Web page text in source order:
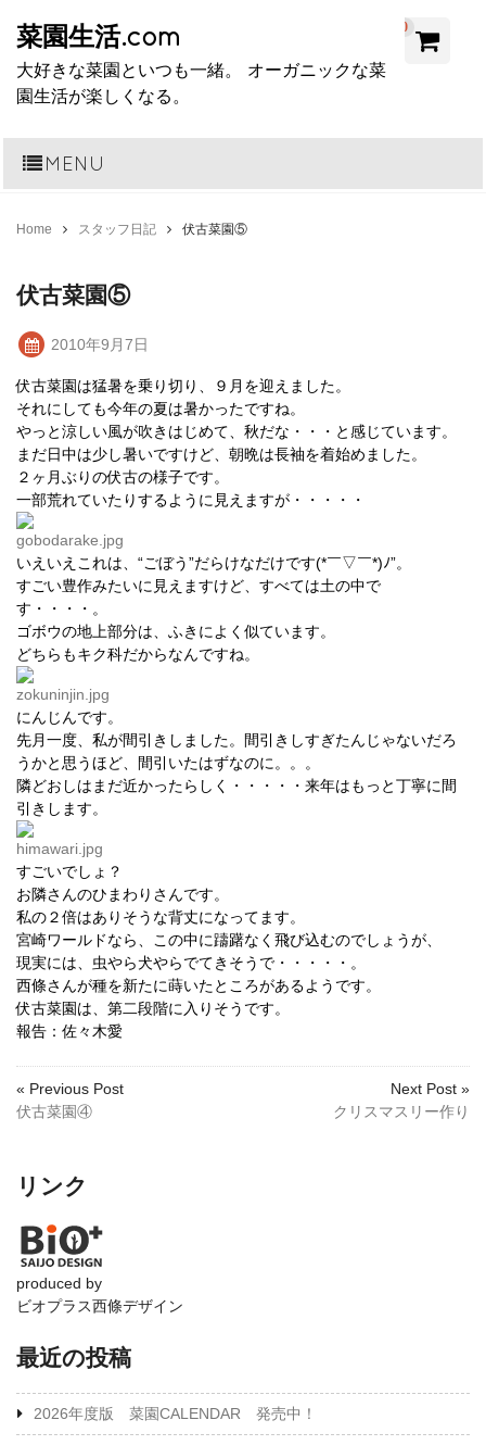
菜園生活.com
大好きな菜園といつも一緒。 オーガニックな菜
園生活が楽しくなる。
0
MENU
Home スタッフ日記 伏古菜園⑤
伏古菜園⑤
2010年9月7日
伏古菜園は猛暑を乗り切り、９月を迎えました。
それにしても今年の夏は暑かったですね。
やっと涼しい風が吹きはじめて、秋だな・・・と感じています。
まだ日中は少し暑いですけど、朝晩は長袖を着始めました。
２ヶ月ぶりの伏古の様子です。
一部荒れていたりするように見えますが・・・・・
いえいえこれは、“ごぼう”だらけなだけです(*￣▽￣*)ﾉ”。
すごい豊作みたいに見えますけど、すべては土の中で
す・・・・。
ゴボウの地上部分は、ふきによく似ています。
どちらもキク科だからなんですね。
にんじんです。
先月一度、私が間引きしました。間引きしすぎたんじゃないだろ
うかと思うほど、間引いたはずなのに。。。
隣どおしはまだ近かったらしく・・・・・来年はもっと丁寧に間
引きします。
すごいでしょ？
お隣さんのひまわりさんです。
私の２倍はありそうな背丈になってます。
宮崎ワールドなら、この中に躊躇なく飛び込むのでしょうが、
現実には、虫やら犬やらでてきそうで・・・・・。
西條さんが種を新たに蒔いたところがあるようです。
伏古菜園は、第二段階に入りそうです。
報告：佐々木愛
« Previous Post
伏古菜園④
Next Post »
クリスマスリー作り
リンク
produced by
ビオプラス西條デザイン
最近の投稿
2026年度版 菜園CALENDAR 発売中！